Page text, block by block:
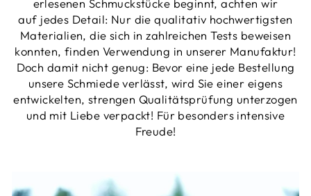
auf jedes Detail: Nur die qualitativ hochwertigsten
Materialien, die sich in zahlreichen Tests beweisen
konnten, finden Verwendung in unserer Manufaktur!
Doch damit nicht genug: Bevor eine jede Bestellung
unsere Schmiede verlässt, wird Sie einer eigens
entwickelten, strengen Qualitätsprüfung unterzogen
und mit Liebe verpackt! Für besonders intensive
Freude!